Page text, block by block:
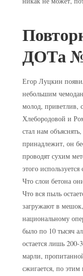
ДОТа
Егор Луцкин
небольшим
молод, приветлив,
Хлебородовой и
стал нам
принадлежит, он
проводят сухим
этого
Что слои бетона
Что вся пыль
загружают в
национальному
было по 10 тысяч
остается лишь
марли,
сжигается, по